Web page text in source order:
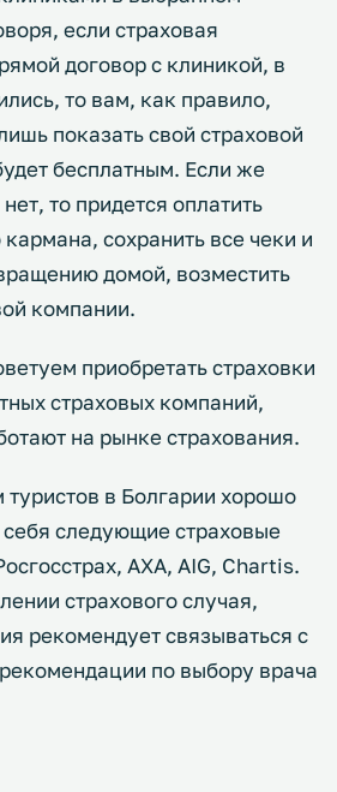
если страховая
договор с клиникой, в
то вам, как правило,
показать свой страховой
бесплатным. Если же
то придется оплатить
сохранить все чеки и
домой, возместить
компании.
приобретать страховки
страховых компаний,
на рынке страхования.
в Болгарии хорошо
следующие страховые
AXA, AIG, Chartis.
страхового случая,
рекомендует связываться с
по выбору врача